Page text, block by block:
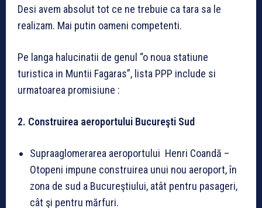
Desi avem absolut tot ce ne trebuie ca tara sa le
realizam. Mai putin oameni competenti.
Pe langa halucinatii de genul “o noua statiune
turistica in Muntii Fagaras”, lista PPP include si
urmatoarea promisiune :
2. Construirea aeroportului Bucureşti Sud
Supraaglomerarea aeroportului Henri Coandă –
Otopeni impune construirea unui nou aeroport, în
zona de sud a Bucureştiului, atât pentru pasageri,
cât şi pentru mărfuri.